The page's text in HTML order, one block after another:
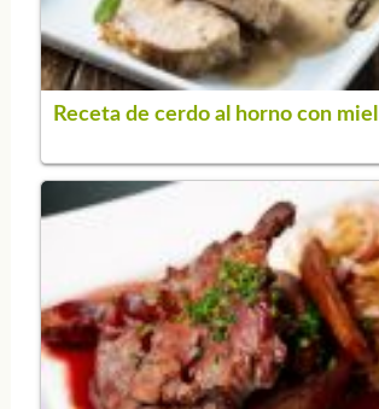
Receta de cerdo al horno con miel